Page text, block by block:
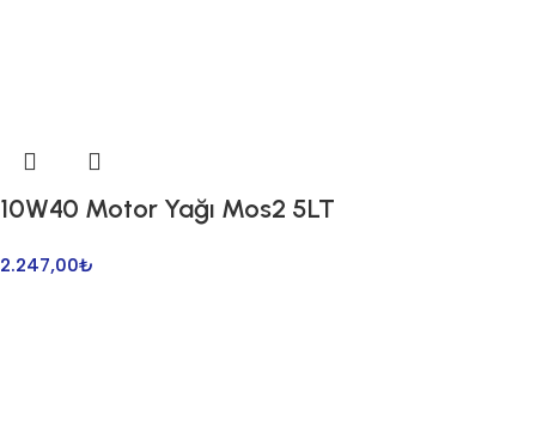
10W40 Motor Yağı Mos2 5LT
2.247,00₺